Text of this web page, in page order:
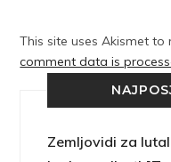
This site uses Akismet
comment data is
Zemljovidi za